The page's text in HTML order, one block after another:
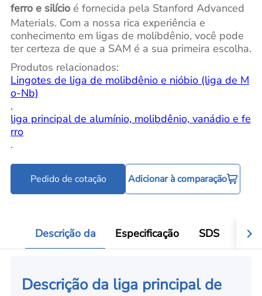
ferro e silícioé fornecida pela Stanford Advanced
Materials. Com a nossa rica experiência e
conhecimento em ligas de molibdênio, você pode
ter certeza de que a SAM é a sua primeira escolha.
Produtos relacionados:
Lingotes de liga de molibdênio e nióbio (liga de M
o-Nb)
,
liga principal de alumínio, molibdênio, vanádio e fe
rro
.
Pedido de cotação Adicionar à comparação
Descrição da Especificação SDS
Descrição da liga principal de